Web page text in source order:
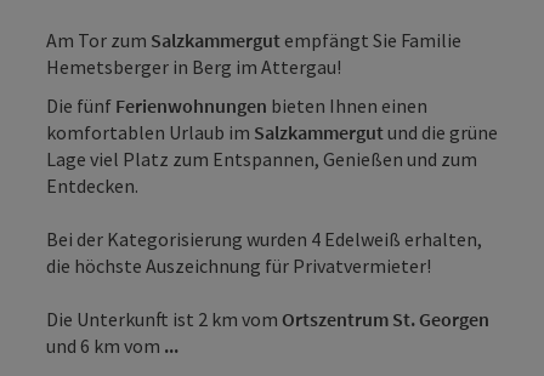
Am Tor zum Salzkammergut empfängt Sie Familie
Hemetsberger in Berg im Attergau!
Die fünf Ferienwohnungen bieten Ihnen einen
komfortablen Urlaub im Salzkammergutund die grüne
Lage viel Platz zum Entspannen, Genießen und zum
Entdecken.
Bei der Kategorisierung wurden 4 Edelweiß erhalten,
die höchste Auszeichnung für Privatvermieter!
Die Unterkunft ist 2 km vom Ortszentrum St. Georgen
und 6 km vom ...